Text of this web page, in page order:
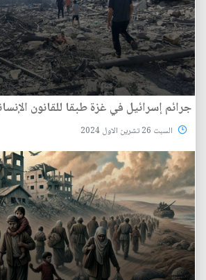
جرائم إسرائيل في غزة طبقا للقانون
السبت 26 تشرين الاول 2024